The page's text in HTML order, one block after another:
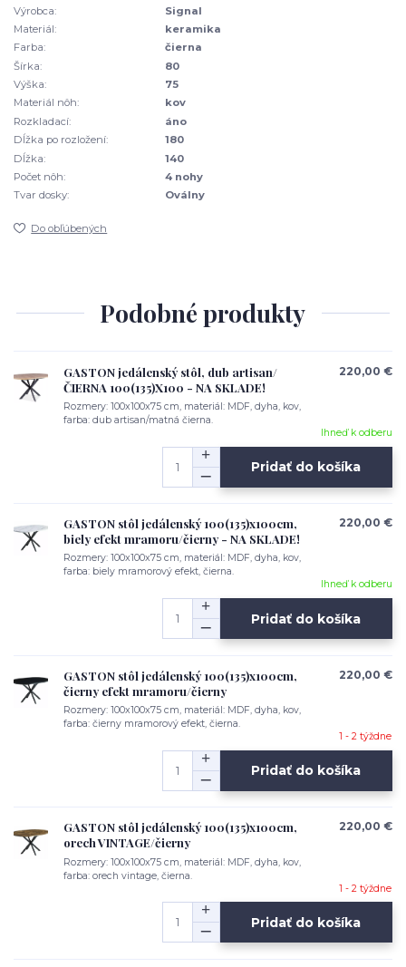
Výrobca:
Signal
Materiál:
keramika
Farba:
čierna
Šírka:
80
Výška:
75
Materiál nôh:
kov
Rozkladací:
áno
Dĺžka po rozložení:
180
Dĺžka:
140
Počet nôh:
4 nohy
Tvar dosky:
Oválny
Do obľúbených
Podobné produkty
GASTON jedálenský stôl, dub artisan/
ČIERNA 100(135)X100 - NA SKLADE!
Rozmery: 100x100x75 cm, materiál: MDF, dyha, kov,
farba: dub artisan/matná čierna.
220,00 €
Ihneď k odberu
Pridať do košíka
GASTON stôl jedálenský 100(135)x100cm,
biely efekt mramoru/čierny - NA SKLADE!
Rozmery: 100x100x75 cm, materiál: MDF, dyha, kov,
farba: biely mramorový efekt, čierna.
220,00 €
Ihneď k odberu
Pridať do košíka
GASTON stôl jedálenský 100(135)x100cm,
čierny efekt mramoru/čierny
Rozmery: 100x100x75 cm, materiál: MDF, dyha, kov,
farba: čierny mramorový efekt, čierna.
220,00 €
1 - 2 týždne
Pridať do košíka
GASTON stôl jedálenský 100(135)x100cm,
orech VINTAGE/čierny
Rozmery: 100x100x75 cm, materiál: MDF, dyha, kov,
farba: orech vintage, čierna.
220,00 €
1 - 2 týždne
Pridať do košíka